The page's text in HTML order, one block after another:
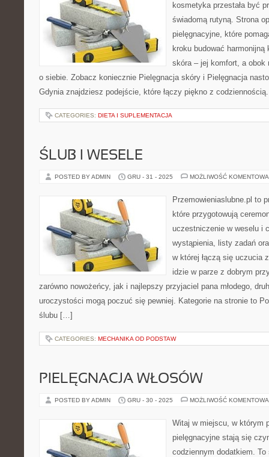
kosmetyka przestała być
świadomą rutyną. Strona
pielęgnacyjne, które
kroku budować
skóra – jej komfort, a obok
o siebie. Zobacz koniecznie Pielęgnacja skóry i Pielęgnacja
Gdynia znajdziesz podejście, które łączy piękno z
CATEGORIES: DIETA I SUPLEMENTACJA
ŚLUB I WESELE
POSTED BY ADMIN GRU - 31 - 2025 MOŻLIWOŚĆ
Przemowieniaslubne.pl to
które przygotowują
uczestniczenie w weselu i
wystąpienia, listy zadań
w której łączą się uczucia
idzie w parze z dobrym
zarówno nowożeńcy, jak i najlepszy przyjaciel pana młodego,
uroczystości mogą poczuć się pewniej. Kategorie na stronie to
ślubu […]
CATEGORIES: MECHANIKA OD PODSTAW
PIELĘGNACJA WŁOSÓW
POSTED BY ADMIN GRU - 30 - 2025 MOŻLIWOŚĆ
Witaj w miejscu, w którym
pielęgnacyjne stają się
codziennym dodatkiem.